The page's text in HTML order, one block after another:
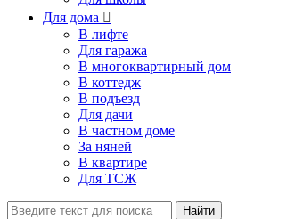
Для дома 
В лифте
Для гаража
В многоквартирный дом
В коттедж
В подъезд
Для дачи
В частном доме
За няней
В квартире
Для ТСЖ
Найти